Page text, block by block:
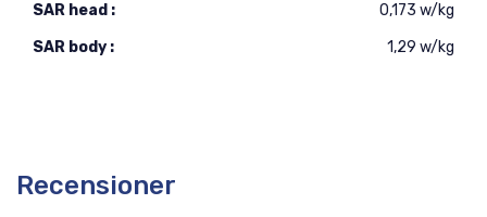
SAR head :
0,173 w/kg
SAR body :
1,29 w/kg
Recensioner